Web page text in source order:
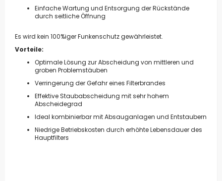
Einfache Wartung und Entsorgung der Rückstände
durch seitliche Öffnung
Es wird kein 100%iger Funkenschutz gewährleistet.
Vorteile:
Optimale Lösung zur Abscheidung von mittleren und
groben Problemstäuben
Verringerung der Gefahr eines Filterbrandes
Effektive Staubabscheidung mit sehr hohem
Abscheidegrad
Ideal kombinierbar mit Absauganlagen und Entstaubern
Niedrige Betriebskosten durch erhöhte Lebensdauer des
Hauptfilters